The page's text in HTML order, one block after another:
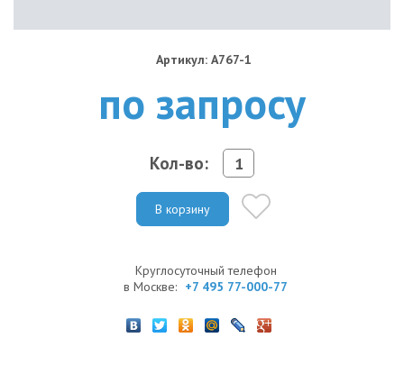
Артикул: A767-1
по запросу
Кол-во:
В корзину
Круглосуточный телефон
в Москве: +7 495 77-000-77